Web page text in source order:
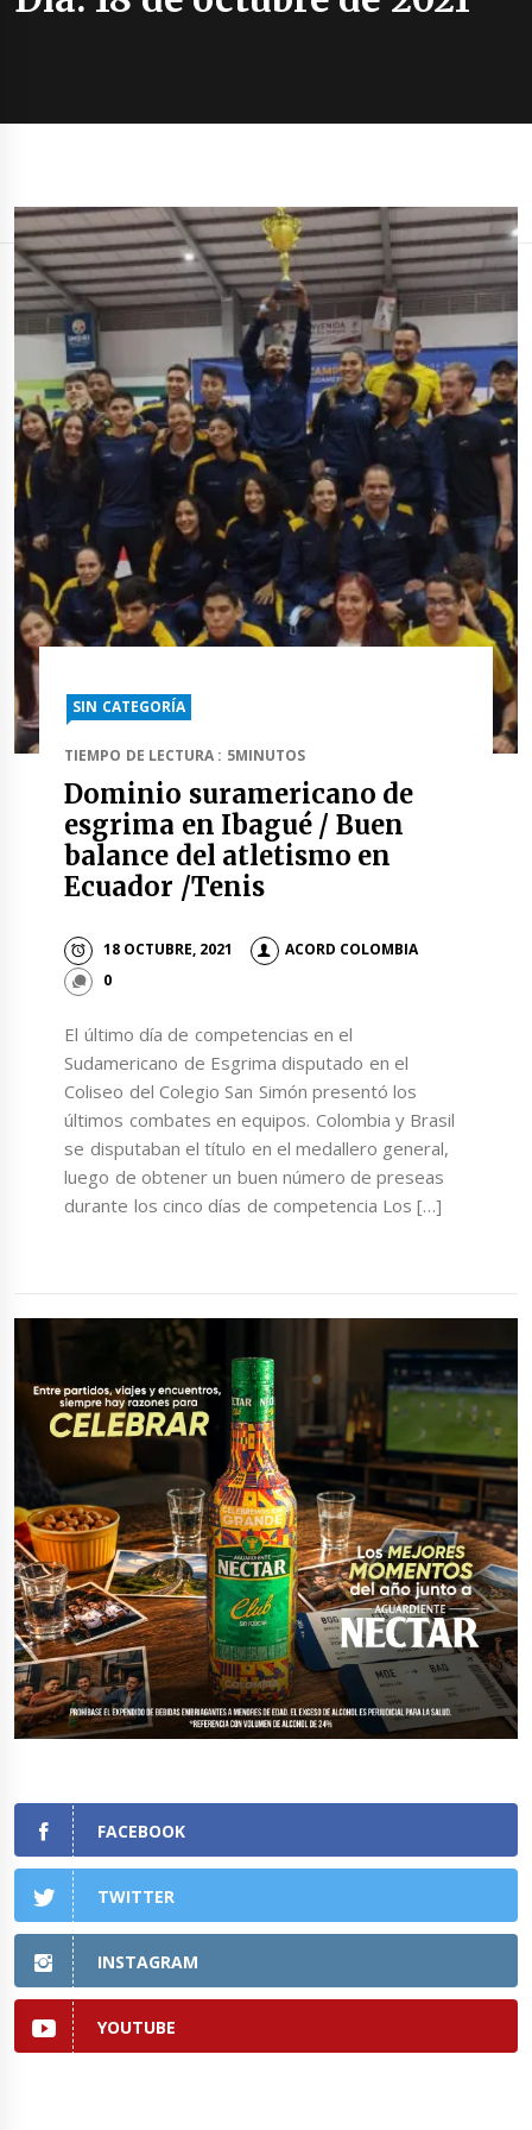
SIN CATEGORÍA
TIEMPO DE LECTURA : 5MINUTOS
Dominio suramericano de
esgrima en Ibagué / Buen
balance del atletismo en
Ecuador /Tenis
18 OCTUBRE, 2021
ACORD COLOMBIA
0
El último día de competencias en el
Sudamericano de Esgrima disputado en el
Coliseo del Colegio San Simón presentó los
últimos combates en equipos. Colombia y Brasil
se disputaban el título en el medallero general,
luego de obtener un buen número de preseas
durante los cinco días de competencia Los […]
FACEBOOK
TWITTER
INSTAGRAM
YOUTUBE